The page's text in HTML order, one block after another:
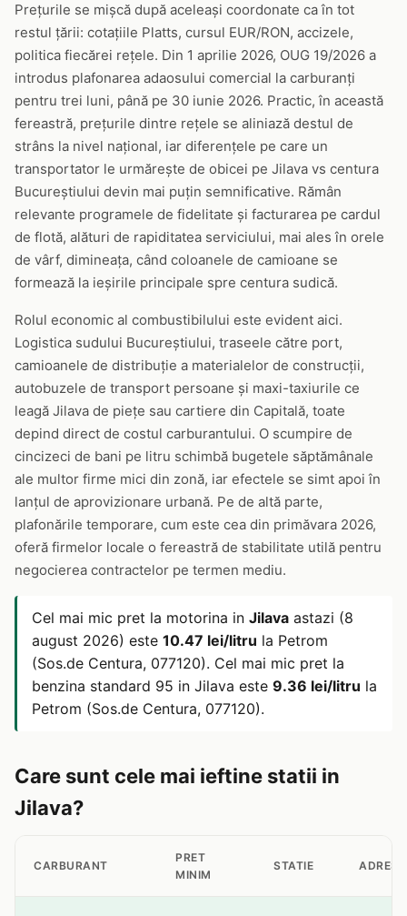
Prețurile se mișcă după aceleași coordonate ca în tot
restul țării: cotațiile Platts, cursul EUR/RON, accizele,
politica fiecărei rețele. Din 1 aprilie 2026, OUG 19/2026 a
introdus plafonarea adaosului comercial la carburanți
pentru trei luni, până pe 30 iunie 2026. Practic, în această
fereastră, prețurile dintre rețele se aliniază destul de
strâns la nivel național, iar diferențele pe care un
transportator le urmărește de obicei pe Jilava vs centura
Bucureștiului devin mai puțin semnificative. Rămân
relevante programele de fidelitate și facturarea pe cardul
de flotă, alături de rapiditatea serviciului, mai ales în orele
de vârf, dimineața, când coloanele de camioane se
formează la ieșirile principale spre centura sudică.
Rolul economic al combustibilului este evident aici.
Logistica sudului Bucureștiului, traseele către port,
camioanele de distribuție a materialelor de construcții,
autobuzele de transport persoane și maxi-taxiurile ce
leagă Jilava de piețe sau cartiere din Capitală, toate
depind direct de costul carburantului. O scumpire de
cincizeci de bani pe litru schimbă bugetele săptămânale
ale multor firme mici din zonă, iar efectele se simt apoi în
lanțul de aprovizionare urbană. Pe de altă parte,
plafonările temporare, cum este cea din primăvara 2026,
oferă firmelor locale o fereastră de stabilitate utilă pentru
negocierea contractelor pe termen mediu.
Cel mai mic pret la motorina in Jilava astazi (8
august 2026) este 10.47 lei/litru la Petrom
(Sos.de Centura, 077120). Cel mai mic pret la
benzina standard 95 in Jilava este 9.36 lei/litru la
Petrom (Sos.de Centura, 077120).
Care sunt cele mai ieftine statii in
Jilava?
CARBURANT
PRET
MINIM
STATIE ADRESA